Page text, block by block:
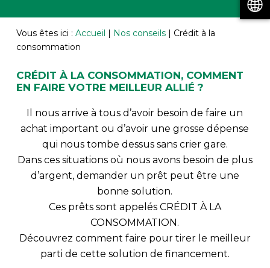
Vous êtes ici : Accueil | Nos conseils| Crédit à la
consommation
CRÉDIT À LA CONSOMMATION, COMMENT
EN FAIRE VOTRE MEILLEUR ALLIÉ ?
Il nous arrive à tous d’avoir besoin de faire un
achat important ou d’avoir une grosse dépense
qui nous tombe dessus sans crier gare.
Dans ces situations où nous avons besoin de plus
d’argent, demander un prêt peut être une
bonne solution.
Ces prêts sont appelés CRÉDIT À LA
CONSOMMATION.
Découvrez comment faire pour tirer le meilleur
parti de cette solution de financement.